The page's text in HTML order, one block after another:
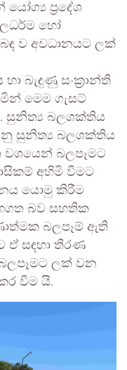
ප්‍රදේශ
හෝ
ව අවධානයට ලක්
බැඳුණු සංක්‍රාන්ති
මෙම ගැසට්
සුනිත්‍ය බලශක්තිය
යනු සුනිත්‍ය බලශක්තිය
වශයෙන් බලපෑමට
අහිමි වීමට
යොමු කිරීම
බව සහතික
බලපෑම් ඇති
ඒ සඳහා තීරණ
ලක් වන
වීම යි.